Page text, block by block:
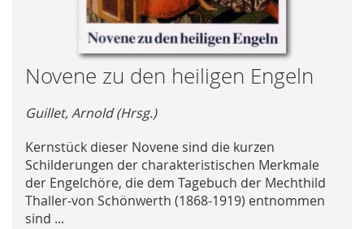
Skip
to
the
beginning
of
the
images
gallery
Novene zu den heiligen Engeln
Guillet, Arnold (Hrsg.)
Kernstück dieser Novene sind die kurzen
Schilderungen der charakteristischen Merkmale
der Engelchöre, die dem Tagebuch der Mechthild
Thaller-von Schönwerth (1868-1919) entnommen
sind ...